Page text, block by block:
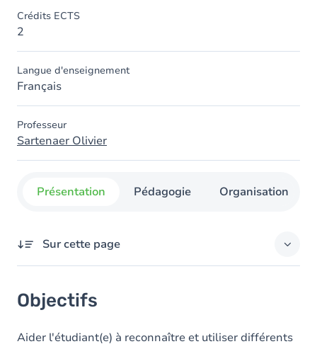
Crédits ECTS
2
Langue d'enseignement
Français
Professeur
Sartenaer Olivier
Présentation Pédagogie Organisation
Sur cette page
Contenu
Objectifs
Aider l'étudiant(e) à reconnaître et utiliser différents